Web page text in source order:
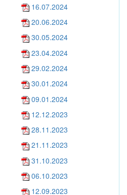
16.07.2024
20.06.2024
30.05.2024
23.04.2024
29.02.2024
30.01.2024
09.01.2024
12.12.2023
28.11.2023
21.11.2023
31.10.2023
06.10.2023
12.09.2023